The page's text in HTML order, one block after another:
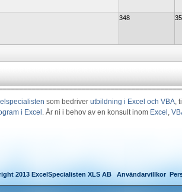
348
som bedriver utbildning i Excel och VBA,
i Excel . Är ni i behov av en konsult inom Excel ,
2013 ExcelSpecialisten XLS AB Användarvillkor